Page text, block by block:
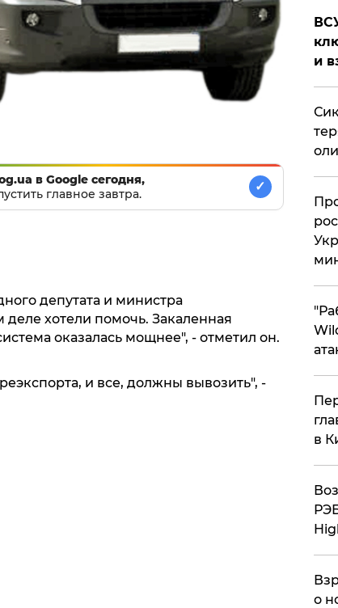
в Google сегодня,
главное завтра.
✓
депутата и министра
хотели помочь. Закаленная
оказалась мощнее", - отметил он.
и все, должны вывозить", -
и
в
о